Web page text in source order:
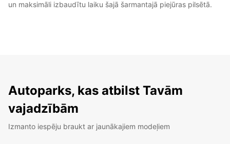
un maksimāli izbaudītu laiku šajā šarmantajā piejūras pilsētā.
Autoparks, kas atbilst Tavām
vajadzībām
Izmanto iespēju braukt ar jaunākajiem modeļiem